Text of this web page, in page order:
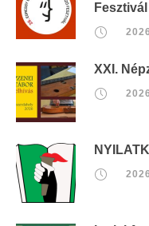
Fesztivál
XXI.